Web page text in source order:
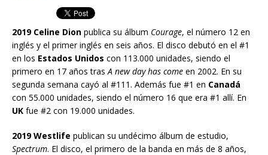
2019 Celine Dion publica su álbum Courage, el número 12 en
inglés y el primer inglés en seis años. El disco debutó en el #1
en los Estados Unidos con 113.000 unidades, siendo el
primero en 17 años tras A new day has come en 2002. En su
segunda semana cayó al #111. Además fue #1 en Canadá
con 55.000 unidades, siendo el número 16 que era #1 allí. En
UK fue #2 con 19.000 unidades.
2019 Westlife publican su undécimo álbum de estudio,
Spectrum. El disco, el primero de la banda en más de 8 años,